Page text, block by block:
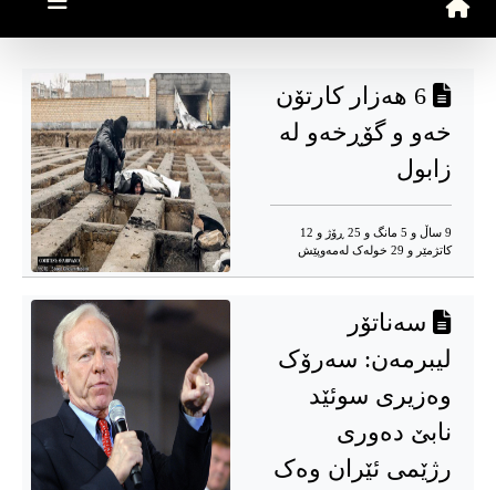
6 هەزار کارتۆن
خەو و گۆڕخەو لە
زابول
9 ساڵ و 5 مانگ و 25 ڕۆژ و 12
کاتژمێر و 29 خوله‌ک له‌مه‌وپێش‌
سەناتۆر
لیبرمەن: سەرۆک
وەزیری سوئێد
نابێ دەوری
رژێمی ئێران وەک